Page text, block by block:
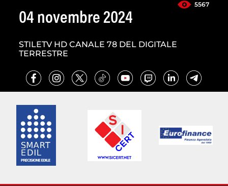
5567
04 novembre 2024
STILETV HD CANALE 78 DEL DIGITALE
TERRESTRE